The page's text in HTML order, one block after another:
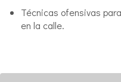
Técnicas ofensivas
en la calle.